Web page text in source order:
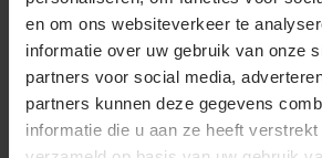
en om ons websiteverkeer te
informatie over uw gebruik van onze
partners voor social media,
partners kunnen deze gegevens
informatie die u aan ze heeft